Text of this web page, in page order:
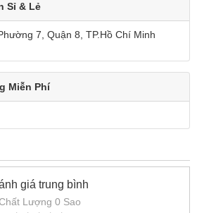
Sỉ & Lẻ
7, Quận 8, TP.Hồ Chí Minh
Miễn Phí
giá trung bình
Lượng 0 Sao